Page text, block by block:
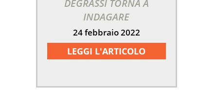
DEGRASSI TORNA A
INDAGARE
24 febbraio 2022
LEGGI L'ARTICOLO